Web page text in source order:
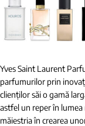
Yves Saint Laurent
parfumurilor prin
clienților săi o gamă
astfel un reper în
măiestria în crearea